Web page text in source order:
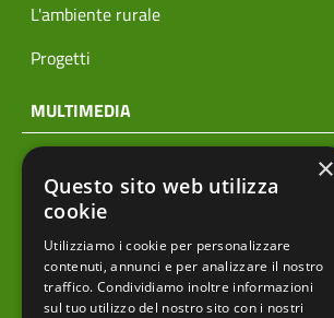
L'ambiente rurale
Progetti
MULTIMEDIA
Archivio news
Prodotti editoriali
×
Questo sito web utilizza
cookie
Utilizziamo i cookie per personalizzare
contenuti, annunci e per analizzare il nostro
traffico. Condividiamo inoltre informazioni
sul tuo utilizzo del nostro sito con i nostri